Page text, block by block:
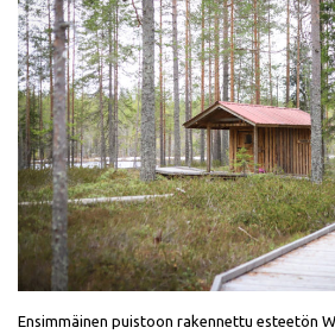
Ensimmäinen puistoon rakennettu esteetön